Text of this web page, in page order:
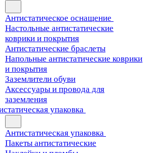
Антистатическое оснащение
Настольные антистатические
коврики и покрытия
Антистатические браслеты
Напольные антистатические коврики
и покрытия
Заземлители обуви
Аксессуары и провода для
заземления
упаковка
Антистатическая упаковка
Пакеты антистатические